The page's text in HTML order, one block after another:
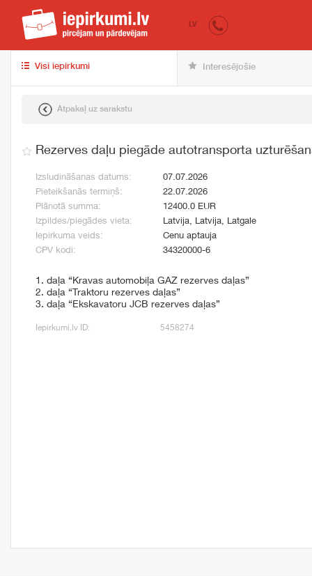
iepirkumi.lv
LV
Visi iepirkumi Interesējošie
Atpakaļ uz sarakstu
Rezerves daļu piegāde autotransporta
Izsludināšanas datums:
07.07.2026
Pieteikšanās termiņš:
22.07.2026
Plānotā summa:
12400.0 EUR
Izpildes/piegādes vieta:
Latvija, Latvija, Latgale
Iepirkuma veids:
Cenu aptauja
CPV kodi:
34320000-6
1. daļa “Kravas automobiļa GAZ rezerves daļas”
2. daļa “Traktoru rezerves daļas”
3. daļa “Ekskavatoru JCB rezerves daļas”
Iepirkumi.lv ID: 5458274